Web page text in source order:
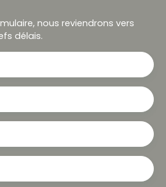
nous reviendrons vers
délais.